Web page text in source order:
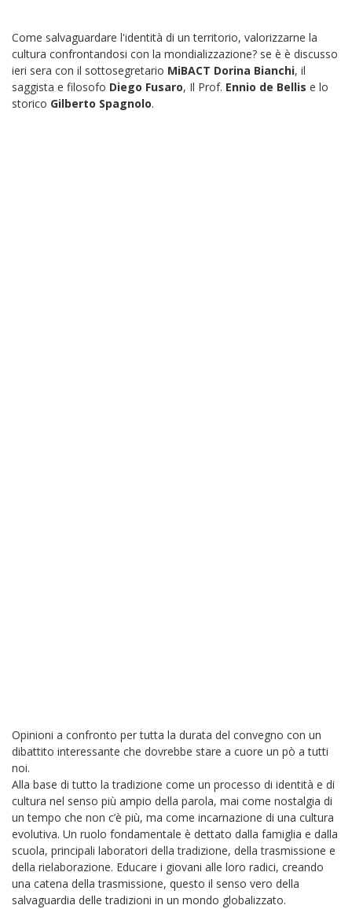
Come salvaguardare l'identità di un territorio, valorizzarne la
cultura confrontandosi con la mondializzazione? se è è discusso
ieri sera con il sottosegretario MiBACT Dorina Bianchi, il
saggista e filosofo Diego Fusaro​, Il Prof. Ennio de Bellis e lo
storico Gilberto Spagnolo.
Opinioni a confronto per tutta la durata del convegno con un
dibattito interessante che dovrebbe stare a cuore un pò a tutti
noi.
Alla base di tutto la tradizione come un processo di identità e di
cultura nel senso più ampio della parola, mai come nostalgia di
un tempo che non c’è più, ma come incarnazione di una cultura
evolutiva. Un ruolo fondamentale è dettato dalla famiglia e dalla
scuola, principali laboratori della tradizione, della trasmissione e
della rielaborazione. Educare i giovani alle loro radici, creando
una catena della trasmissione, questo il senso vero della
salvaguardia delle tradizioni in un mondo globalizzato.